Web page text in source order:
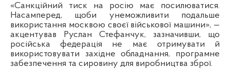
«Санкційний тиск на росію має посилюватися.
Насамперед, щоби унеможливити подальше
використання москвою своєї військової машини», —
акцентував Руслан Стефанчук, зазначивши, що
російська федерація не має отримувати й
використовувати західне обладнання, програмне
забезпечення та сировину для виробництва зброї.